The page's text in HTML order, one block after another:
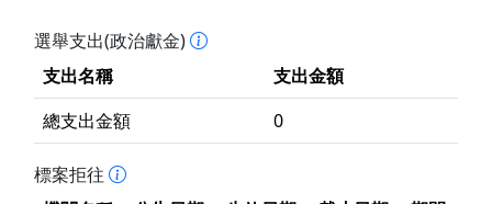
選舉支出(政治獻金)
支出名稱
支出金額
總支出金額
0
標案拒往